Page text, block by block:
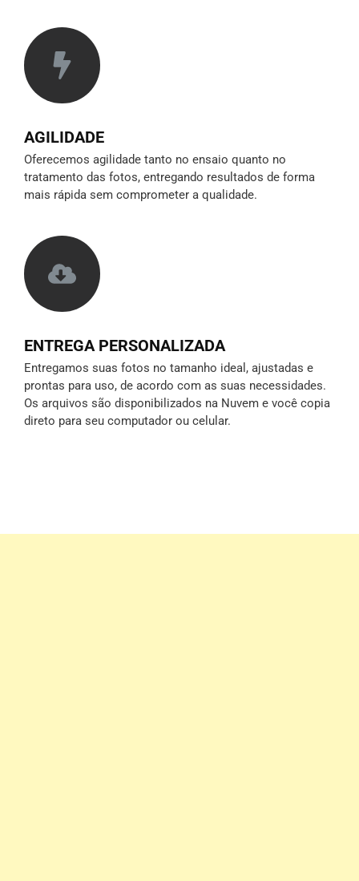
AGILIDADE
Oferecemos agilidade tanto no ensaio quanto no
tratamento das fotos, entregando resultados de forma
mais rápida sem comprometer a qualidade.
ENTREGA PERSONALIZADA
Entregamos suas fotos no tamanho ideal, ajustadas e
prontas para uso, de acordo com as suas necessidades.
Os arquivos são disponibilizados na Nuvem e você copia
direto para seu computador ou celular.